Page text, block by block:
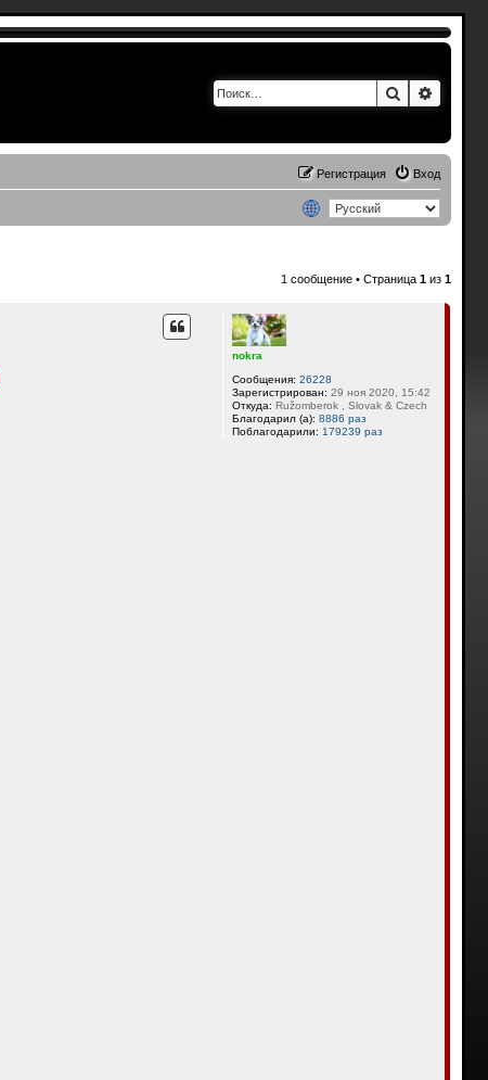
Поиск
Вход
Регистрация
1 сообщение • Страница1 из1
nokra
Сообщения: 26228
Зарегистрирован: 29 ноя 2020, 15:42
Откуда: Ružomberok , Slovak & Czech
Благодарил (а): 8886 раз
Поблагодарили: 179239 раз